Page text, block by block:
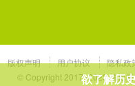
版权声明 用户协议 隐私政
© Copyright 2017~2023 植提
欲了解历